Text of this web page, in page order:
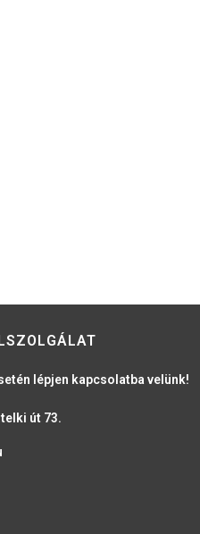
lépjen kapcsolatba velünk!
út 73.